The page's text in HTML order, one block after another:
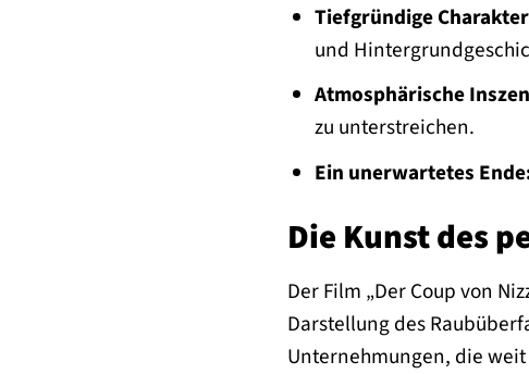
Tiefgründige
und
Atmosphärische
zu unterstreichen.
Ein unerwartetes
Die Kunst des
Der Film „Der Coup von
Darstellung des
Unternehmungen, die